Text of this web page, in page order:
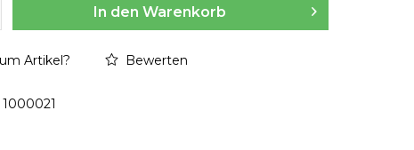
In den Warenkorb
Artikel? Bewerten
1000021